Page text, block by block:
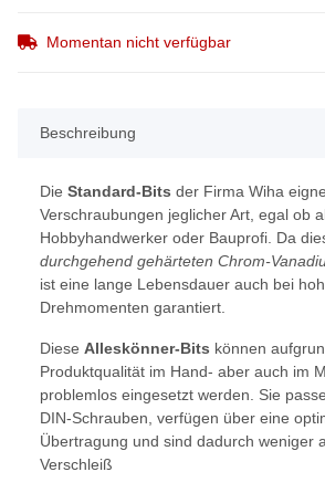
Momentan nicht verfügbar
Beschreibung
Die Standard-Bits der Firma Wiha
Verschraubungen jeglicher Art, egal ob
Hobbyhandwerker oder Bauprofi. Da
durchgehend gehärteten Chrom-
ist eine lange Lebensdauer auch bei
Drehmomenten garantiert.
Diese Alleskönner-Bits können
Produktqualität im Hand- aber auch im
problemlos eingesetzt werden. Sie
DIN-Schrauben, verfügen über eine
Übertragung und sind dadurch weniger
Verschleiß